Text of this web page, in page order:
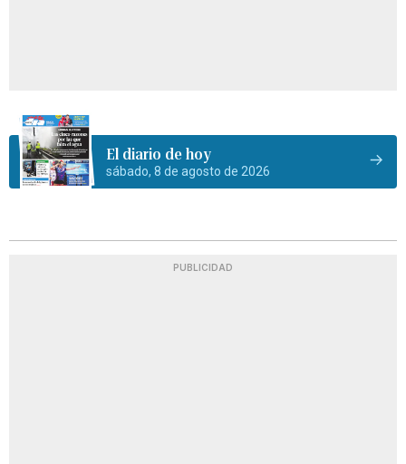
El diario de hoy
sábado, 8 de agosto de 2026
PUBLICIDAD